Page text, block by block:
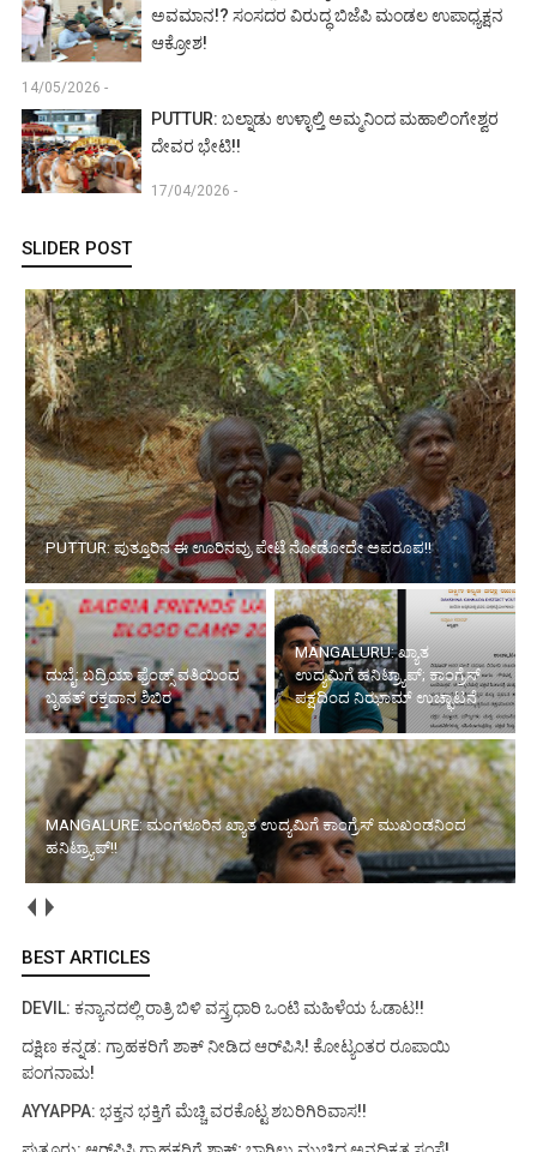
ಅವಮಾನ!? ಸಂಸದರ ವಿರುದ್ಧ ಬಿಜೆಪಿ ಮಂಡಲ ಉಪಾಧ್ಯಕ್ಷನ
ಆಕ್ರೋಶ!
14/05/2026 -
PUTTUR: ಬಲ್ನಾಡು ಉಳ್ಳಾಲ್ತಿ ಅಮ್ಮನಿಂದ ಮಹಾಲಿಂಗೇಶ್ವರ
ದೇವರ ಭೇಟಿ!!
17/04/2026 -
SLIDER POST
PUTTUR: ಪುತ್ತೂರಿನ ಈ ಊರಿನವ್ರು ಪೇಟೆ ನೋಡೋದೇ ಅಪರೂಪ!!
ದುಬೈ: ಬದ್ರಿಯಾ ಫ್ರೆಂಡ್ಸ್ ವತಿಯಿಂದ
ಬೃಹತ್ ರಕ್ತದಾನ ಶಿಬಿರ
MANGALURU: ಖ್ಯಾತ
ಉದ್ಯಮಿಗೆ ಹನಿಟ್ರ್ಯಾಪ್; ಕಾಂಗ್ರೆಸ್
ಪಕ್ಷದಿಂದ ನಿಝಾಮ್ ಉಚ್ಛಾಟನೆ
MANGALURE: ಮಂಗಳೂರಿನ ಖ್ಯಾತ ಉದ್ಯಮಿಗೆ ಕಾಂಗ್ರೆಸ್ ಮುಖಂಡನಿಂದ
ಹನಿಟ್ರ್ಯಾಪ್!!
BEST ARTICLES
DEVIL: ಕನ್ಯಾನದಲ್ಲಿ ರಾತ್ರಿ ಬಿಳಿ ವಸ್ತ್ರಧಾರಿ ಒಂಟಿ ಮಹಿಳೆಯ ಓಡಾಟ!!
ದಕ್ಷಿಣ ಕನ್ನಡ: ಗ್ರಾಹಕರಿಗೆ ಶಾಕ್ ನೀಡಿದ ಆರ್‌ಪಿಸಿ! ಕೋಟ್ಯಂತರ ರೂಪಾಯಿ
ಪಂಗನಾಮ!
AYYAPPA: ಭಕ್ತನ ಭಕ್ತಿಗೆ ಮೆಚ್ಚಿ ವರಕೊಟ್ಟ ಶಬರಿಗಿರಿವಾಸ!!